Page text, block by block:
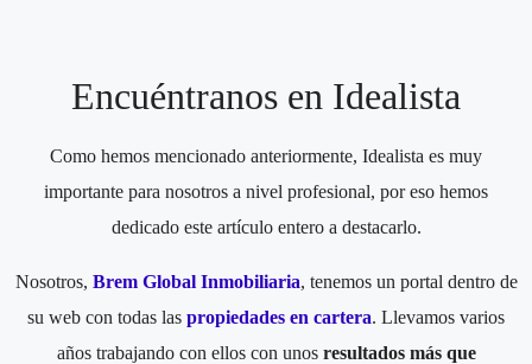
Encuéntranos en Idealista
Como hemos mencionado anteriormente, Idealista es muy
importante para nosotros a nivel profesional, por eso hemos
dedicado este artículo entero a destacarlo.
Nosotros, Brem Global Inmobiliaria, tenemos un portal dentro de
su web con todas las propiedades en cartera. Llevamos varios
años trabajando con ellos con unos resultados más que